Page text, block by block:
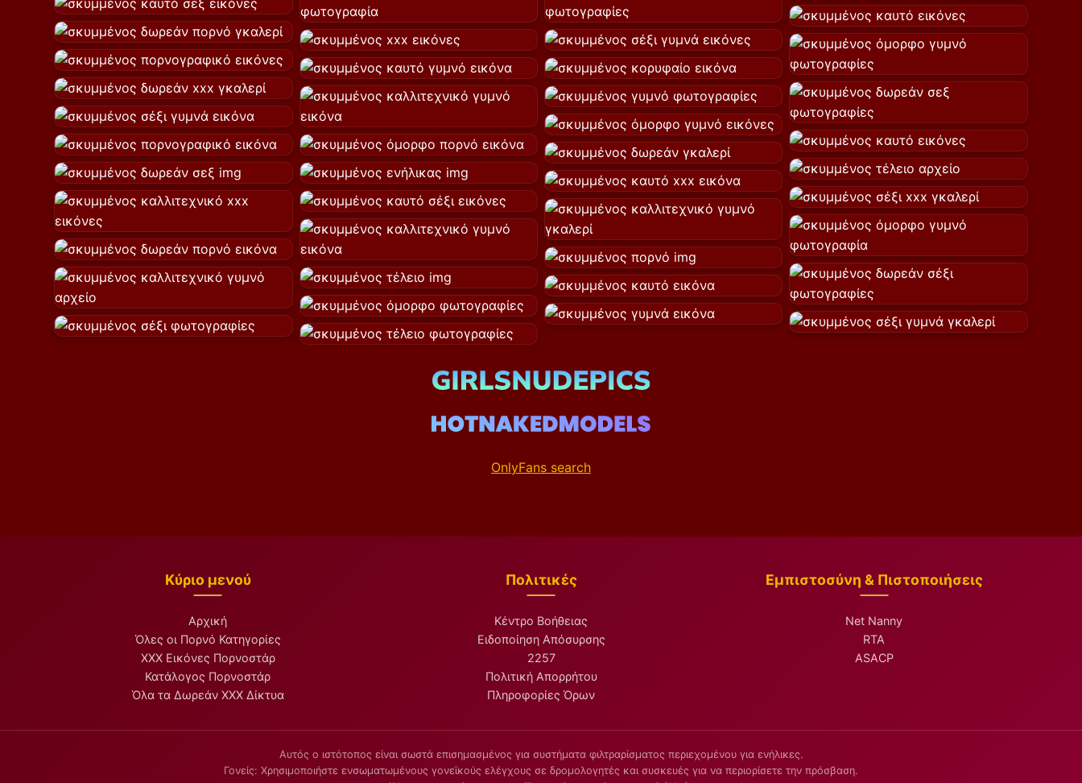
OnlyFans search
Κύριο μενού
Αρχική
Όλες οι Πορνό Κατηγορίες
XXX Εικόνες Πορνοστάρ
Κατάλογος Πορνοστάρ
Όλα τα Δωρεάν XXX Δίκτυα
Πολιτικές
Κέντρο Βοήθειας
Ειδοποίηση Απόσυρσης
2257
Πολιτική Απορρήτου
Πληροφορίες Όρων
Εμπιστοσύνη & Πιστοποιήσεις
Net Nanny
RTA
ASACP
Αυτός ο ιστότοπος είναι σωστά επισημασμένος για συστήματα φιλτραρίσματος περιεχομένου για ενήλικες.
Γονείς: Χρησιμοποιήστε ενσωματωμένους γονεϊκούς ελέγχους σε δρομολογητές και συσκευές για να περιορίσετε την πρόσβαση.